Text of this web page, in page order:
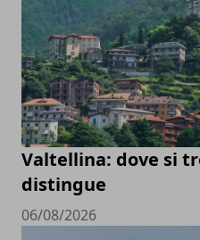
Valtellina: dove si
distingue
06/08/2026